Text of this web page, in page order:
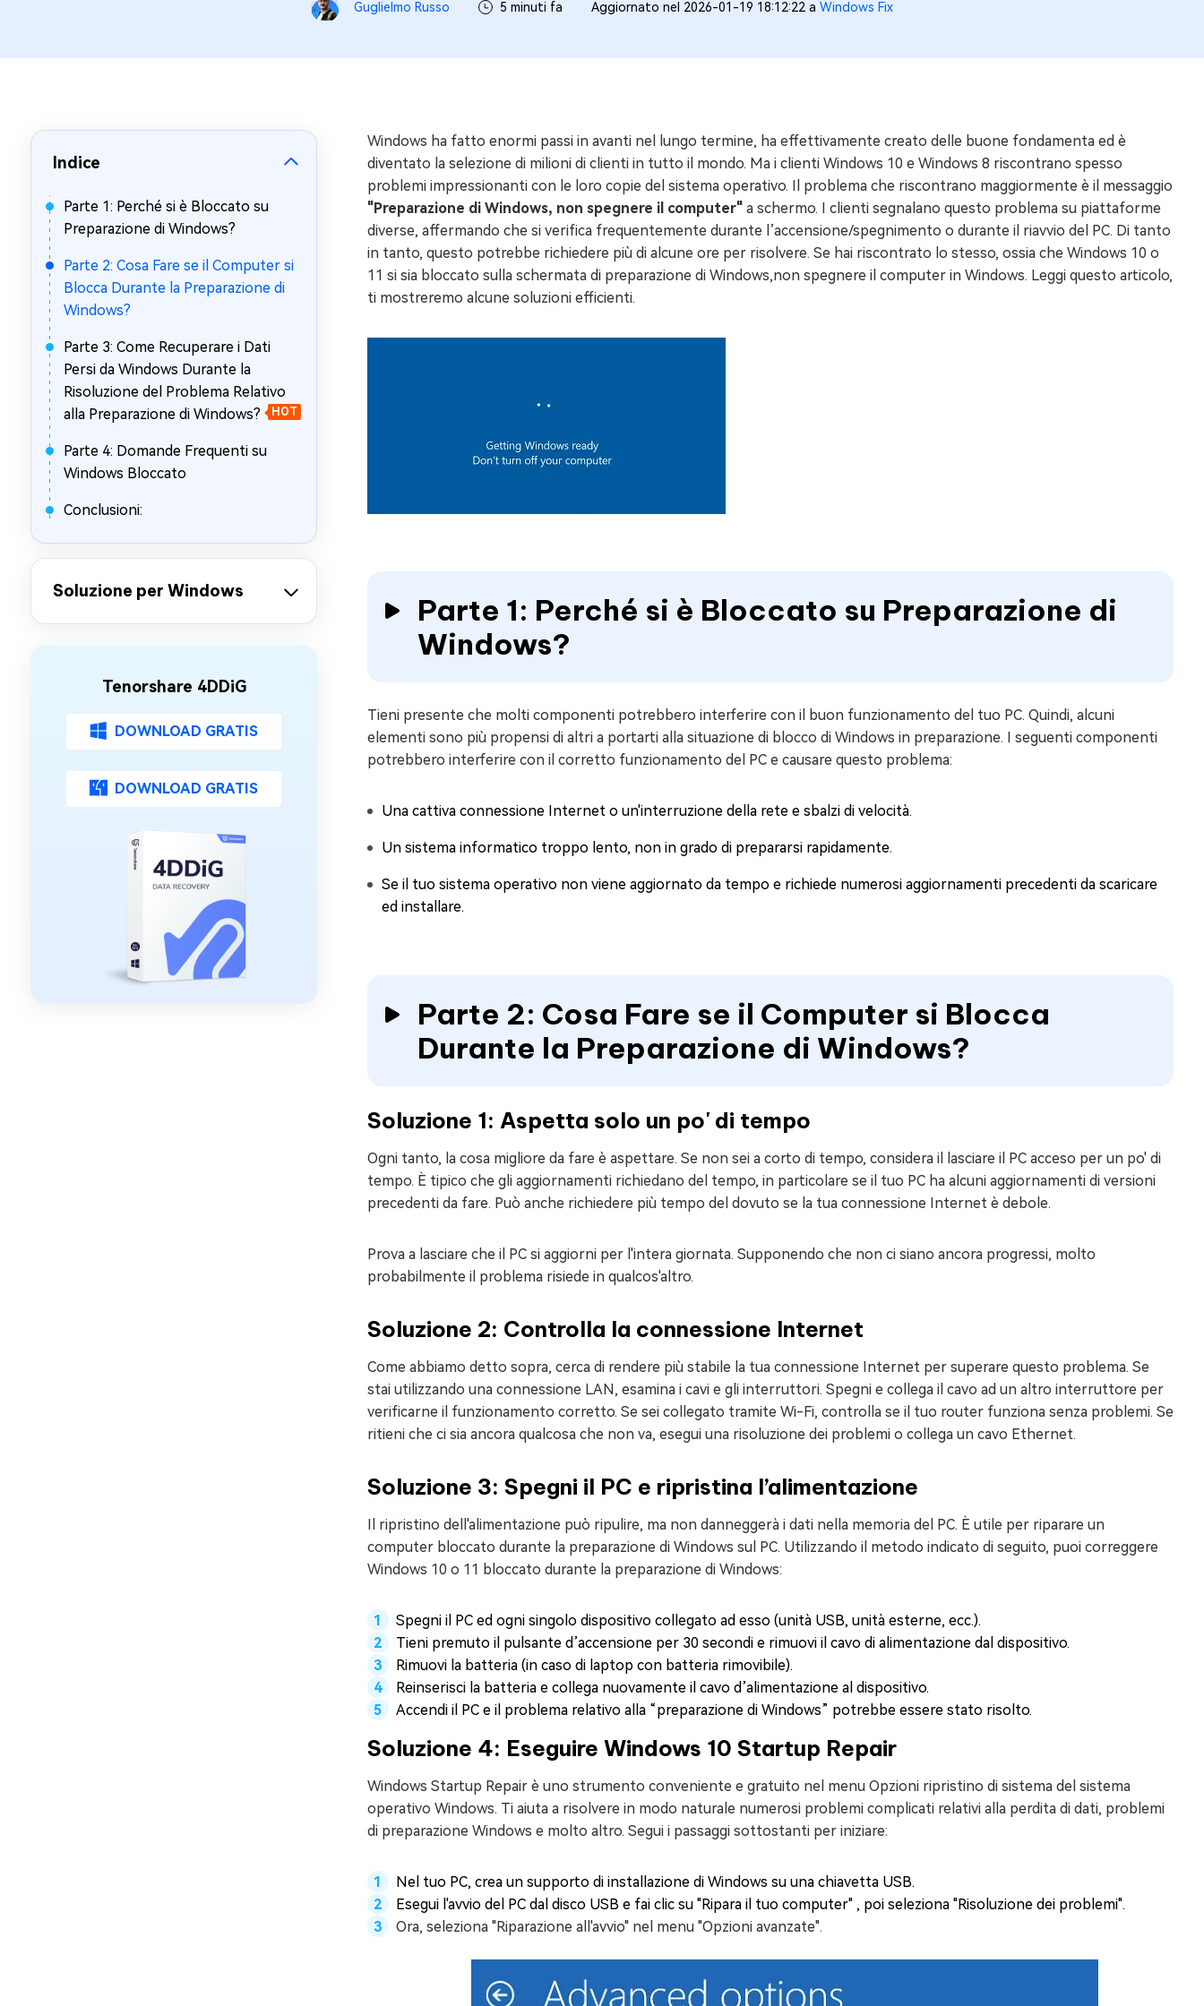
Guglielmo Russo 5 minuti fa Aggiornato nel 2026-01-19 18:12:22 a Windows Fix
Indice
Parte 1: Perché si è Bloccato su
Preparazione di Windows?
Parte 2: Cosa Fare se il Computer si
Blocca Durante la Preparazione di
Windows?
Parte 3: Come Recuperare i Dati
Persi da Windows Durante la
Risoluzione del Problema Relativo
alla Preparazione di Windows?
HOT
Parte 4: Domande Frequenti su
Windows Bloccato
Conclusioni:
Soluzione per Windows
Tenorshare 4DDiG
DOWNLOAD GRATIS
DOWNLOAD GRATIS
Windows ha fatto enormi passi in avanti nel lungo termine, ha effettivamente creato delle buone fondamenta ed è
diventato la selezione di milioni di clienti in tutto il mondo. Ma i clienti Windows 10 e Windows 8 riscontrano spesso
problemi impressionanti con le loro copie del sistema operativo. Il problema che riscontrano maggiormente è il messaggio
"Preparazione di Windows, non spegnere il computer" a schermo. I clienti segnalano questo problema su piattaforme
diverse, affermando che si verifica frequentemente durante l’accensione/spegnimento o durante il riavvio del PC. Di tanto
in tanto, questo potrebbe richiedere più di alcune ore per risolvere. Se hai riscontrato lo stesso, ossia che Windows 10 o
11 si sia bloccato sulla schermata di preparazione di Windows,non spegnere il computer in Windows. Leggi questo articolo,
ti mostreremo alcune soluzioni efficienti.
Parte 1: Perché si è Bloccato su Preparazione di
Windows?
Tieni presente che molti componenti potrebbero interferire con il buon funzionamento del tuo PC. Quindi, alcuni
elementi sono più propensi di altri a portarti alla situazione di blocco di Windows in preparazione. I seguenti componenti
potrebbero interferire con il corretto funzionamento del PC e causare questo problema:
Una cattiva connessione Internet o un'interruzione della rete e sbalzi di velocità.
Un sistema informatico troppo lento, non in grado di prepararsi rapidamente.
Se il tuo sistema operativo non viene aggiornato da tempo e richiede numerosi aggiornamenti precedenti da scaricare
ed installare.
Parte 2: Cosa Fare se il Computer si Blocca
Durante la Preparazione di Windows?
Soluzione 1: Aspetta solo un po' di tempo
Ogni tanto, la cosa migliore da fare è aspettare. Se non sei a corto di tempo, considera il lasciare il PC acceso per un po' di
tempo. È tipico che gli aggiornamenti richiedano del tempo, in particolare se il tuo PC ha alcuni aggiornamenti di versioni
precedenti da fare. Può anche richiedere più tempo del dovuto se la tua connessione Internet è debole.
Prova a lasciare che il PC si aggiorni per l'intera giornata. Supponendo che non ci siano ancora progressi, molto
probabilmente il problema risiede in qualcos'altro.
Soluzione 2: Controlla la connessione Internet
Come abbiamo detto sopra, cerca di rendere più stabile la tua connessione Internet per superare questo problema. Se
stai utilizzando una connessione LAN, esamina i cavi e gli interruttori. Spegni e collega il cavo ad un altro interruttore per
verificarne il funzionamento corretto. Se sei collegato tramite Wi-Fi, controlla se il tuo router funziona senza problemi. Se
ritieni che ci sia ancora qualcosa che non va, esegui una risoluzione dei problemi o collega un cavo Ethernet.
Soluzione 3: Spegni il PC e ripristina l’alimentazione
Il ripristino dell'alimentazione può ripulire, ma non danneggerà i dati nella memoria del PC. È utile per riparare un
computer bloccato durante la preparazione di Windows sul PC. Utilizzando il metodo indicato di seguito, puoi correggere
Windows 10 o 11 bloccato durante la preparazione di Windows:
Spegni il PC ed ogni singolo dispositivo collegato ad esso (unità USB, unità esterne, ecc.).
Tieni premuto il pulsante d’accensione per 30 secondi e rimuovi il cavo di alimentazione dal dispositivo.
Rimuovi la batteria (in caso di laptop con batteria rimovibile).
Reinserisci la batteria e collega nuovamente il cavo d’alimentazione al dispositivo.
Accendi il PC e il problema relativo alla “preparazione di Windows” potrebbe essere stato risolto.
Soluzione 4: Eseguire Windows 10 Startup Repair
Windows Startup Repair è uno strumento conveniente e gratuito nel menu Opzioni ripristino di sistema del sistema
operativo Windows. Ti aiuta a risolvere in modo naturale numerosi problemi complicati relativi alla perdita di dati, problemi
di preparazione Windows e molto altro. Segui i passaggi sottostanti per iniziare:
Nel tuo PC, crea un supporto di installazione di Windows su una chiavetta USB.
Esegui l'avvio del PC dal disco USB e fai clic su "Ripara il tuo computer" , poi seleziona "Risoluzione dei problemi".
Ora, seleziona "Riparazione all'avvio" nel menu "Opzioni avanzate".